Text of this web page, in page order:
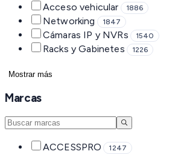
Acceso vehicular 1886
Networking 1847
Cámaras IP y NVRs 1540
Racks y Gabinetes 1226
Mostrar más
Marcas
ACCESSPRO 1247